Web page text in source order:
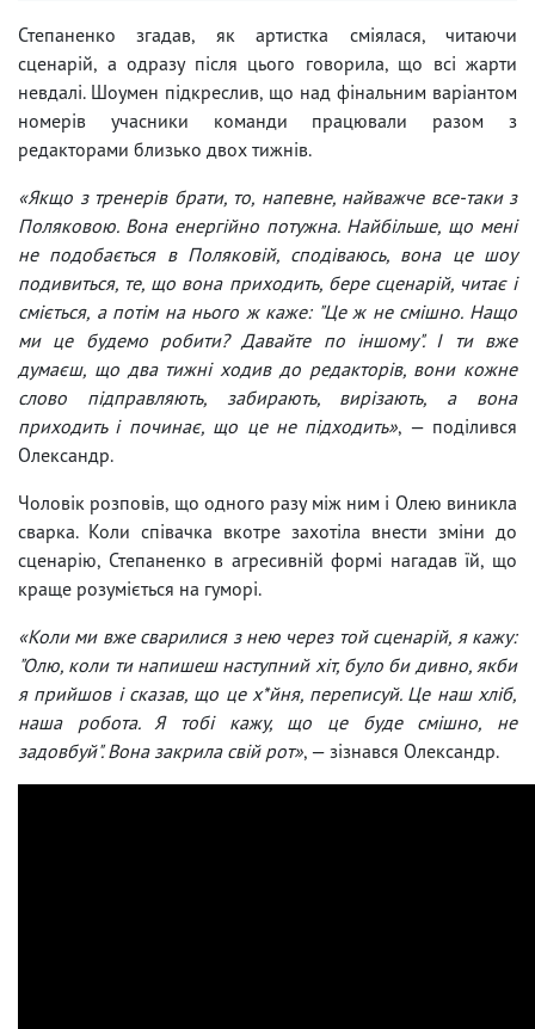
Степаненко згадав, як артистка сміялася, читаючи
сценарій, а одразу після цього говорила, що всі жарти
невдалі. Шоумен підкреслив, що над фінальним варіантом
номерів учасники команди працювали разом з
редакторами близько двох тижнів.
«Якщо з тренерів брати, то, напевне, найважче все-таки з
Поляковою. Вона енергійно потужна. Найбільше, що мені
не подобається в Поляковій, сподіваюсь, вона це шоу
подивиться, те, що вона приходить, бере сценарій, читає і
сміється, а потім на нього ж каже: "Це ж не смішно. Нащо
ми це будемо робити? Давайте по іншому". І ти вже
думаєш, що два тижні ходив до редакторів, вони кожне
слово підправляють, забирають, вирізають, а вона
приходить і починає, що це не підходить», — поділився
Олександр.
Чоловік розповів, що одного разу між ним і Олею виникла
сварка. Коли співачка вкотре захотіла внести зміни до
сценарію, Степаненко в агресивній формі нагадав їй, що
краще розуміється на гуморі.
«Коли ми вже сварилися з нею через той сценарій, я кажу:
"Олю, коли ти напишеш наступний хіт, було би дивно, якби
я прийшов і сказав, що це х*йня, переписуй. Це наш хліб,
наша робота. Я тобі кажу, що це буде смішно, не
задовбуй". Вона закрила свій рот», — зізнався Олександр.